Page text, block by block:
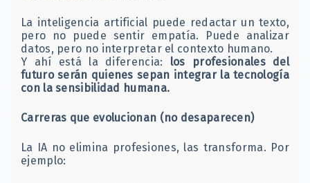
La inteligencia artificial puede redactar un texto,
pero no puede sentir empatía. Puede analizar
datos, pero no interpretar el contexto humano.
Y ahí está la diferencia: los profesionales del
futuro serán quienes sepan integrar la tecnología
con la sensibilidad humana.
Carreras que evolucionan (no desaparecen)
La IA no elimina profesiones, las transforma. Por
ejemplo: